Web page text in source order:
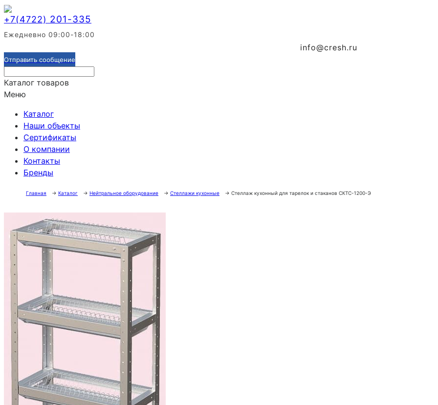
+7(4722) 201-335
Ежедневно 09:00-18:00
info@cresh.ru
Отправить сообщение
Каталог товаров
Меню
Каталог
Наши объекты
Сертификаты
О компании
Контакты
Бренды
Главная → Каталог → Нейтральное оборудование → Стеллажи кухонные → Стеллаж кухонный для тарелок и стаканов СКТС-1200-Э